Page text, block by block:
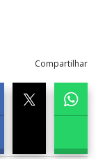
Compartilhar